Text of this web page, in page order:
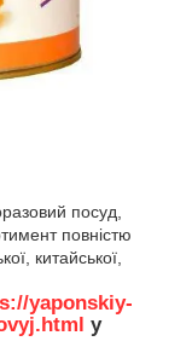
посуд,
повністю
китайської,
yaponskiy-
у